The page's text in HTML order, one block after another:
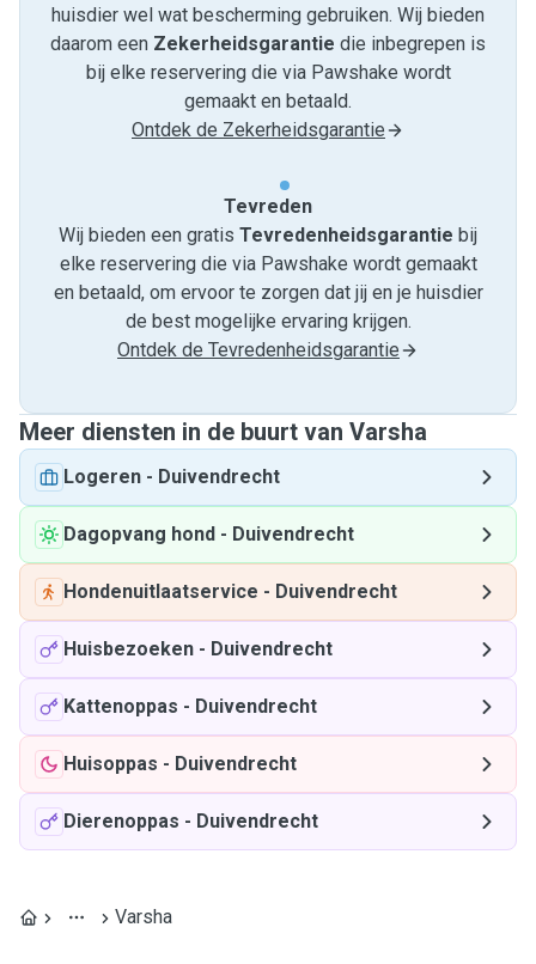
huisdier wel wat bescherming gebruiken. Wij bieden
daarom een Zekerheidsgarantie die inbegrepen is
bij elke reservering die via Pawshake wordt
gemaakt en betaald.
Ontdek de Zekerheidsgarantie
Tevreden
Wij bieden een gratis Tevredenheids­garantie bij
elke reservering die via Pawshake wordt gemaakt
en betaald, om ervoor te zorgen dat jij en je huisdier
de best mogelijke ervaring krijgen.
Ontdek de Tevredenheidsgarantie
Meer diensten in de buurt van Varsha
Logeren - Duivendrecht
Dagopvang hond - Duivendrecht
Hondenuitlaatservice - Duivendrecht
Huisbezoeken - Duivendrecht
Kattenoppas - Duivendrecht
Huisoppas - Duivendrecht
Dierenoppas - Duivendrecht
Varsha